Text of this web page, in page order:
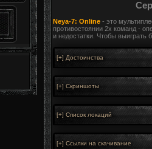
Neya-7: Online - это
противостоянии 2х команд -
и недостатки. Чтобы выиграть